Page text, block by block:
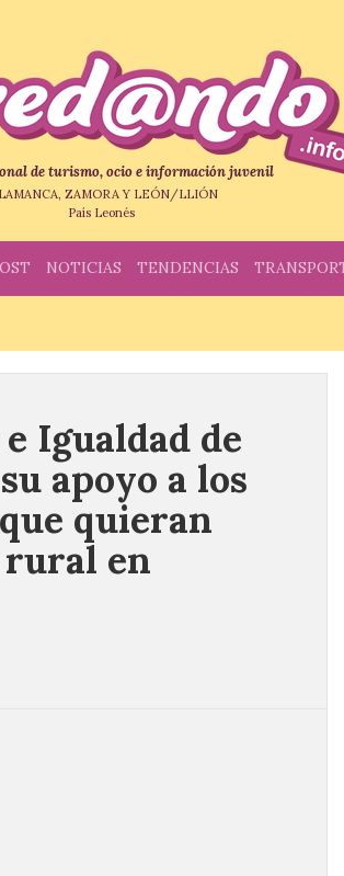
de turismo, ocio e información juvenil
ZAMORA Y LEÓN/LLIÓN
País Leonés
NOTICIAS TENDENCIAS
Igualdad de
apoyo a los
quieran
en